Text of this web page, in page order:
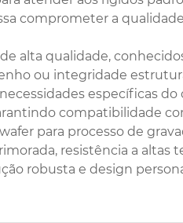
comprometer a
alta qualidade,
ou integridade
específicas
compatibilidade
para processo de
resistência a altas
robusta e design